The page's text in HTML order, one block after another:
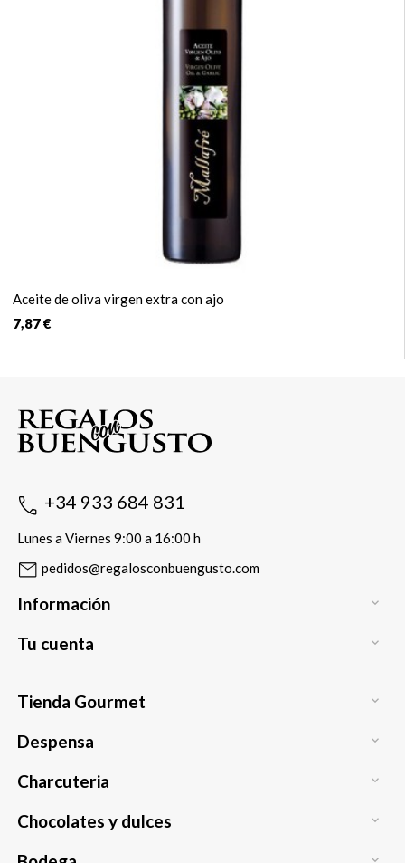
Aceite de oliva virgen extra con ajo
7,87 €
+34 933 684 831
Lunes a Viernes 9:00 a 16:00 h
pedidos@regalosconbuengusto.com
Información 
Tu cuenta 
Tienda Gourmet 
Despensa 
Charcuteria 
Chocolates y dulces 